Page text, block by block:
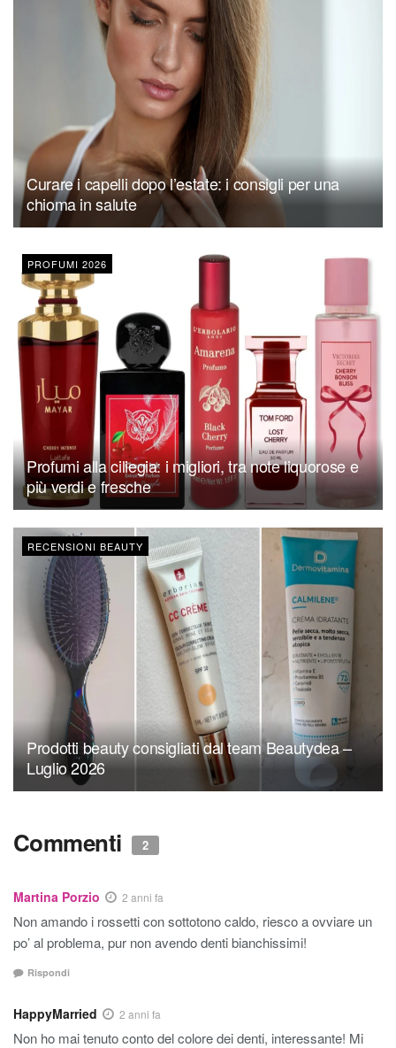
Curare i capelli dopo l’estate: i consigli per una
chioma in salute
PROFUMI 2026
Profumi alla ciliegia: i migliori, tra note liquorose e
più verdi e fresche
RECENSIONI BEAUTY
Prodotti beauty consigliati dal team Beautydea –
Luglio 2026
Commenti 2
Martina Porzio 2 anni fa
Non amando i rossetti con sottotono caldo, riesco a ovviare un
po’ al problema, pur non avendo denti bianchissimi!
Rispondi
HappyMarried 2 anni fa
Non ho mai tenuto conto del colore dei denti, interessante! Mi